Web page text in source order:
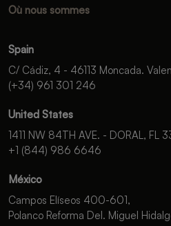
Où nous sommes
Spain
C/ Cádiz, 4 - 46113 Moncada.
(+34) 961 301 246
United States
1411 NW 84TH AVE. - DORAL, FL
+1 (844) 986 6646
México
Campos Elíseos 400-601,
Polanco Reforma Del. Miguel